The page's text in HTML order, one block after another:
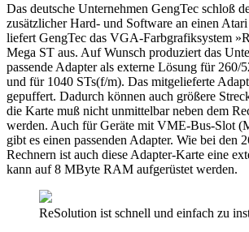
Das deutsche Unternehmen GengTec schloß
zusätzlicher Hard- und Software an einen
liefert GengTec das VGA-Farbgrafiksystem
Mega ST aus. Auf Wunsch produziert das
passende Adapter als externe Lösung für 260/
und für 1040 STs(f/m). Das mitgelieferte
gepuffert. Dadurch können auch größere
die Karte muß nicht unmittelbar neben dem
werden. Auch für Geräte mit VME-Bus-Slot
gibt es einen passenden Adapter. Wie bei den
Rechnern ist auch diese Adapter-Karte eine
kann auf 8 MByte RAM aufgerüstet werden.
ReSolution ist schnell und einfach zu